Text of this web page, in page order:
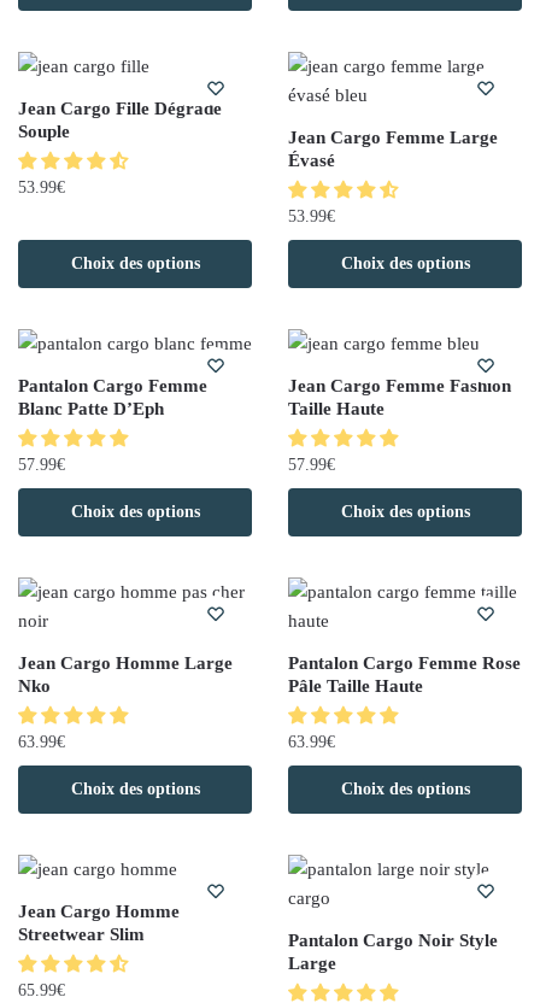
Jean Cargo Fille Dégradé
Souple
53.99€
Choix des options
Jean Cargo Femme Large
Évasé
53.99€
Choix des options
Pantalon Cargo Femme
Blanc Patte D’Eph
57.99€
Choix des options
Jean Cargo Femme Fashion
Taille Haute
57.99€
Choix des options
Jean Cargo Homme Large
Nko
63.99€
Choix des options
Pantalon Cargo Femme Rose
Pâle Taille Haute
63.99€
Choix des options
Jean Cargo Homme
Streetwear Slim
65.99€
Pantalon Cargo Noir Style
Large